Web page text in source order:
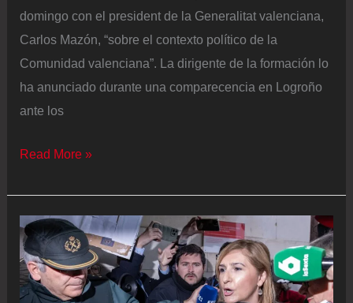
domingo con el president de la Generalitat valenciana,
Carlos Mazón, “sobre el contexto político de la
Comunidad valenciana”. La dirigente de la formación lo
ha anunciado durante una comparecencia en Logroño
ante los
El
anuncia
que
Feijóo
y
Mazón
Read More »